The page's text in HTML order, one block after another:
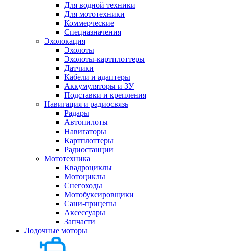
Для водной техники
Для мототехники
Коммерческие
Спецназначения
Эхолокация
Эхолоты
Эхолоты-картплоттеры
Датчики
Кабели и адаптеры
Аккумуляторы и ЗУ
Подставки и крепления
Навигация и радиосвязь
Радары
Автопилоты
Навигаторы
Картплоттеры
Радиостанции
Мототехника
Квадроциклы
Мотоциклы
Снегоходы
Мотобуксировщики
Сани-прицепы
Аксессуары
Запчасти
Лодочные моторы